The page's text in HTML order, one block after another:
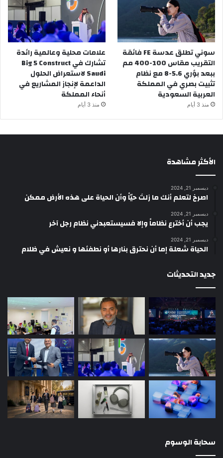
سوني تطلق عدسة FE فائقة
التقريب مقاس 100-400 مم
ببعد بؤري 5.6-8 مع نظام
تثبيت بصري في المملكة
العربية السعودية
منذ 3 أيام
علامات محلية وعالمية رائدة
تشارك في Big 5 Construct
Saudi لاستعراض الحلول
الداعمة لإنجاز المشاريع في
أنحاء المملكة
منذ 3 أيام
الأكثر مشاهدة
ديسمبر 21, 2024
‫اصرخ لتعلم أنك ما زلتَ حيّاً وأن الحياة على هذه الأرض ممكن
ديسمبر 21, 2024
يجب أن أخترع نظاماً وإلا فسيستعبدني نظام رجل آخر
ديسمبر 21, 2024
الحياة شعلة إما أن نحترق بنارها أو نطفئها و نعيش في ظلام
جديد التحديثات
سحابة الوسوم